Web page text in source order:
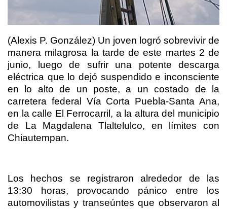
(Alexis P. González) Un joven logró sobrevivir de
manera milagrosa la tarde de este martes 2 de
junio, luego de sufrir una potente descarga
eléctrica que lo dejó suspendido e inconsciente
en lo alto de un poste, a un costado de la
carretera federal Vía Corta Puebla-Santa Ana,
en la calle El Ferrocarril, a la altura del municipio
de La Magdalena Tlaltelulco, en límites con
Chiautempan.
Los hechos se registraron alrededor de las
13:30 horas, provocando pánico entre los
automovilistas y transeúntes que observaron al